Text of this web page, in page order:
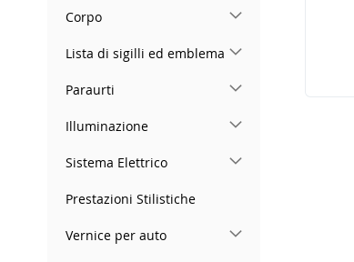
Corpo
Lista di sigilli ed emblema
Paraurti
Illuminazione
Sistema Elettrico
Prestazioni Stilistiche
Vernice per auto